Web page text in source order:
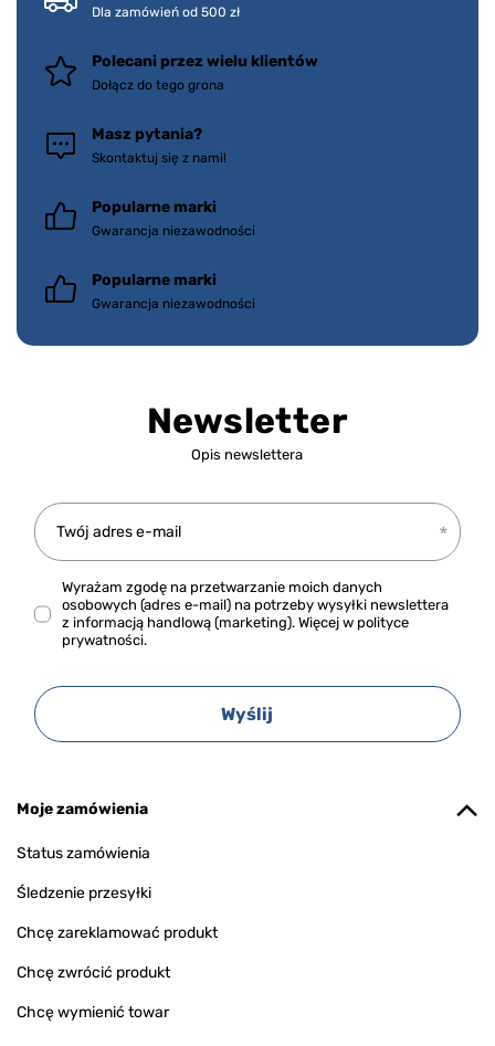
Dla zamówień od 500 zł
Polecani przez wielu klientów
Dołącz do tego grona
Masz pytania?
Skontaktuj się z nami!
Popularne marki
Gwarancja niezawodności
Popularne marki
Gwarancja niezawodności
Newsletter
Opis newslettera
Twój adres e-mail
Wyrażam zgodę na przetwarzanie moich danych
osobowych (adres e-mail) na potrzeby wysyłki newslettera
z informacją handlową (marketing). Więcej w polityce
prywatności.
Wyślij
Moje zamówienia
Status zamówienia
Śledzenie przesyłki
Chcę zareklamować produkt
Chcę zwrócić produkt
Chcę wymienić towar